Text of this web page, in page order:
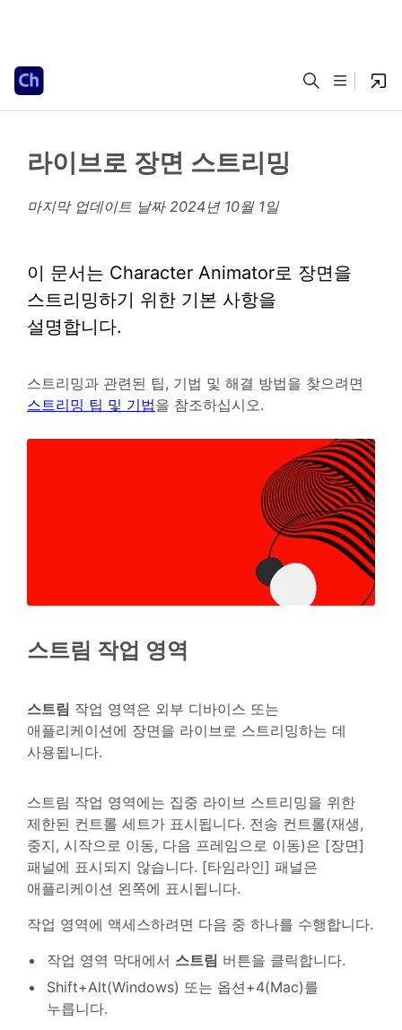
라이브로 장면 스트리밍
마지막 업데이트 날짜 2024년 10월 1일
이 문서는 Character Animator로 장면을
스트리밍하기 위한 기본 사항을
설명합니다.
스트리밍과 관련된 팁, 기법 및 해결 방법을 찾으려면
스트리밍 팁 및 기법을 참조하십시오.
스트림 작업 영역
스트림 작업 영역은 외부 디바이스 또는
애플리케이션에 장면을 라이브로 스트리밍하는 데
사용됩니다.
스트림 작업 영역에는 집중 라이브 스트리밍을 위한
제한된 컨트롤 세트가 표시됩니다. 전송 컨트롤(재생,
중지, 시작으로 이동, 다음 프레임으로 이동)은 [장면]
패널에 표시되지 않습니다. [타임라인] 패널은
애플리케이션 왼쪽에 표시됩니다.
작업 영역에 액세스하려면 다음 중 하나를 수행합니다.
작업 영역 막대에서 스트림 버튼을 클릭합니다.
Shift+Alt(Windows) 또는 옵션+4(Mac)를
누릅니다.